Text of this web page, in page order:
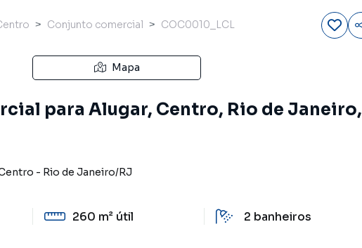
Conjunto comercial COC0010_LCL
Mapa
para Alugar, Centro, Rio de Janeiro,
- Rio de Janeiro/RJ
260 m² útil 2 banheiros